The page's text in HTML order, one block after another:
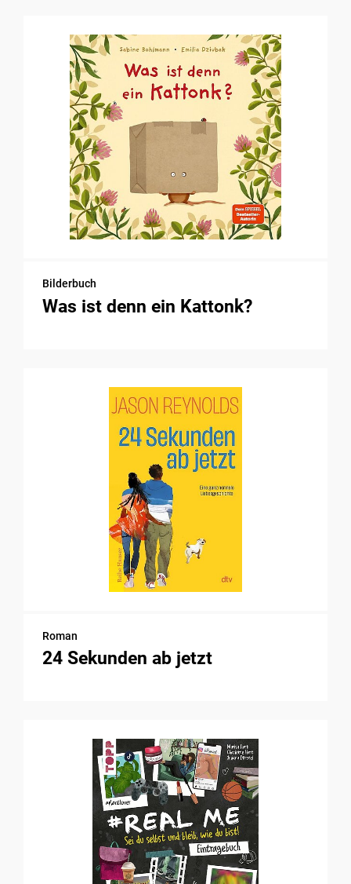
Bilderbuch
Was ist denn ein Kattonk?
Roman
24 Sekunden ab jetzt